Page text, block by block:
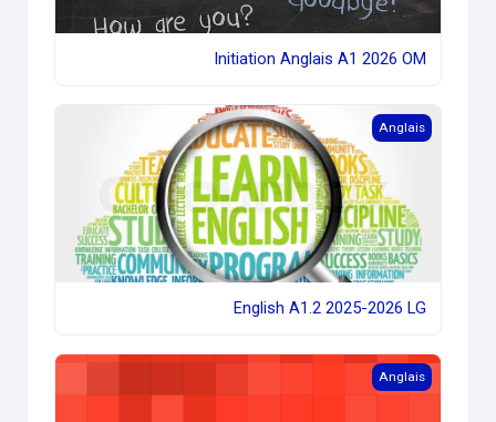
Initiation Anglais A1 2026 OM
English A1.2 2025-2026 LG
Anglais
English A1.2 2025-2026 LG
English A1.3 2025-2026 OM
Anglais